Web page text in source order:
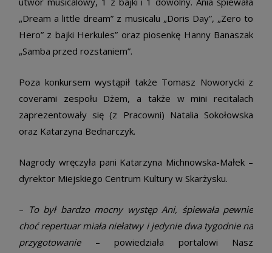
„Dream a little dream” z musicalu „Doris Day”, „Zero to
Hero” z bajki Herkules” oraz piosenkę Hanny Banaszak
„Samba przed rozstaniem”.
Poza konkursem wystąpił także Tomasz Noworycki z
coverami zespołu Dżem, a także w mini recitalach
zaprezentowały się (z Pracowni) Natalia Sokołowska
oraz Katarzyna Bednarczyk.
Nagrody wręczyła pani Katarzyna Michnowska-Małek –
dyrektor Miejskiego Centrum Kultury w Skarżysku.
– To był bardzo mocny występ Ani, śpiewała pewnie
choć repertuar miała niełatwy i jedynie dwa tygodnie na
przygotowanie– powiedziała portalowi Nasz